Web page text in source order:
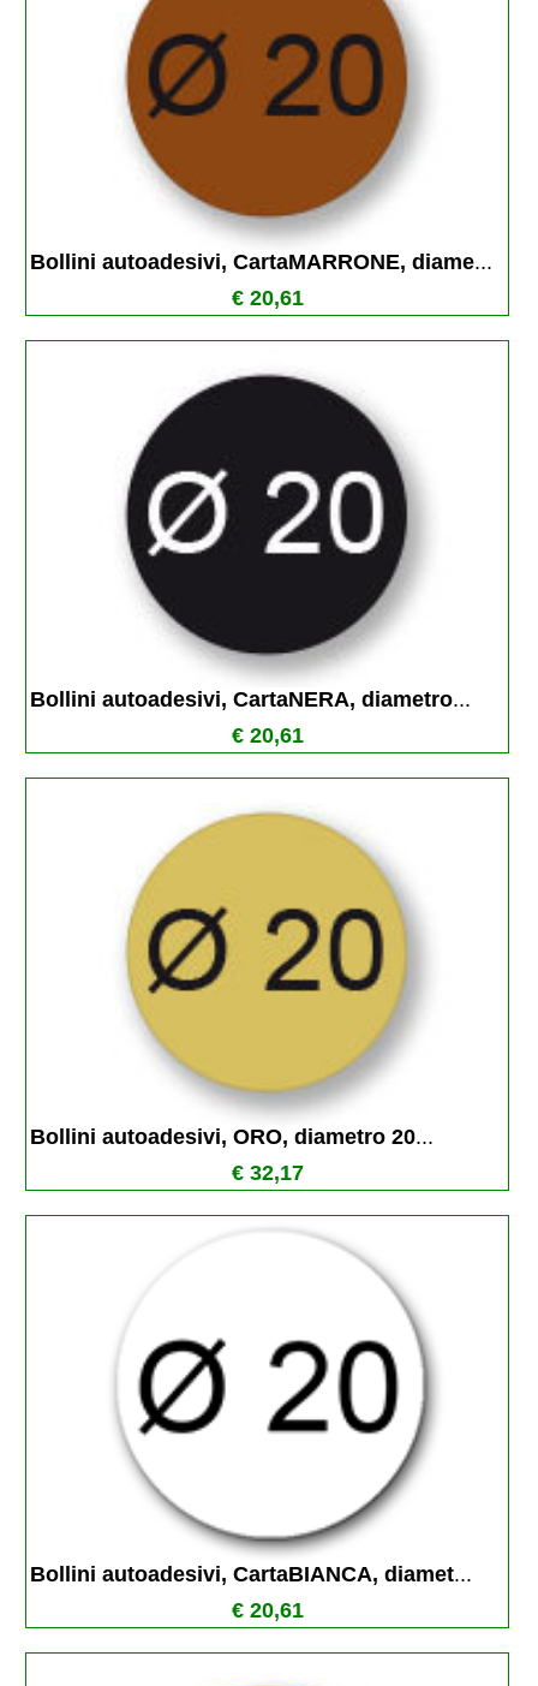
Bollini autoadesivi, CartaMARRONE, diame...
€ 20,61
Bollini autoadesivi, CartaNERA, diametro...
€ 20,61
Bollini autoadesivi, ORO, diametro 20...
€ 32,17
Bollini autoadesivi, CartaBIANCA, diamet...
€ 20,61